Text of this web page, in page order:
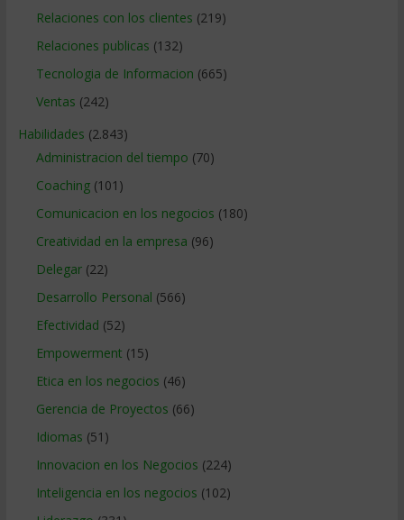
Relaciones con los clientes (219)
Relaciones publicas (132)
Tecnologia de Informacion (665)
Ventas (242)
Habilidades (2.843)
Administracion del tiempo (70)
Coaching(101)
Comunicacion en los negocios (180)
Creatividad en la empresa (96)
Delegar(22)
Desarrollo Personal (566)
Efectividad (52)
Empowerment (15)
Etica en los negocios (46)
Gerencia de Proyectos (66)
Idiomas (51)
Innovacion en los Negocios (224)
Inteligencia en los negocios (102)